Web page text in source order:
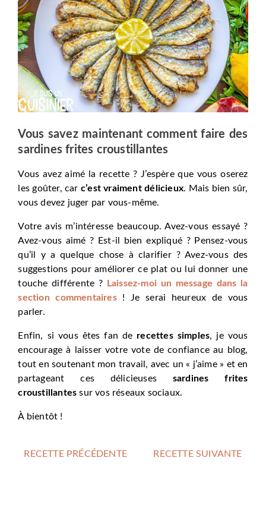
Vous savez maintenant comment faire des
sardines frites croustillantes
Vous avez aimé la recette ? J’espère que vous oserez
les goûter, car c’est vraiment délicieux. Mais bien sûr,
vous devez juger par vous-même.
Votre avis m’intéresse beaucoup. Avez-vous essayé ?
Avez-vous aimé ? Est-il bien expliqué ? Pensez-vous
qu’il y a quelque chose à clarifier ? Avez-vous des
suggestions pour améliorer ce plat ou lui donner une
touche différente ?
Laissez-moi un message dans la
section commentaires! Je serai heureux de vous
parler.
Enfin, si vous êtes fan de recettes simples, je vous
encourage à laisser votre vote de confiance au blog,
tout en soutenant mon travail, avec un « j’aime » et en
partageant ces délicieuses sardines frites
croustillantes sur vos réseaux sociaux.
À bientôt !
RECETTE PRÉCÉDENTE RECETTE SUIVANTE